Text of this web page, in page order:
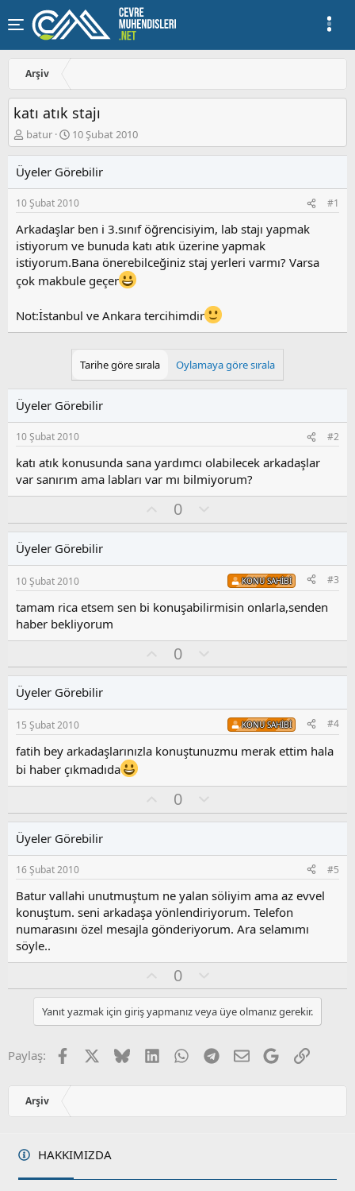
Arşiv
katı atık stajı
K
o
u
y
u
a
ş
l
a
n
batur
B
a
l
a
n
ı
ç
t
a
h
i
10 Şubat 2010
Üyeler Görebilir
10 Şubat 2010 #1
Arkadaşlar ben i 3.sınıf öğrencisiyim, lab stajı yapmak
istiyorum ve bunuda katı atık üzerine yapmak
istiyorum.Bana önerebilceğiniz staj yerleri varmı? Varsa
çok makbule geçer
Not:İstanbul ve Ankara tercihimdir
Tarihe göre sırala Oylamaya göre sırala
Üyeler Görebilir
10 Şubat 2010 #2
katı atık konusunda sana yardımcı olabilecek arkadaşlar
var sanırım ama labları var mı bilmiyorum?
y
0
l
s
u
z
y
a
Üyeler Görebilir
10 Şubat 2010 KONU SAHIBI #3
tamam rica etsem sen bi konuşabilirmisin onlarla,senden
haber bekliyorum
y
0
l
s
u
z
a
Üyeler Görebilir
15 Şubat 2010 KONU SAHIBI #4
fatih bey arkadaşlarınızla konuştunuzmu merak ettim hala
bi haber çıkmadıda
y
0
l
s
u
z
o
y
a
Üyeler Görebilir
16 Şubat 2010 #5
Batur vallahi unutmuştum ne yalan söliyim ama az evvel
konuştum. seni arkadaşa yönlendiriyorum. Telefon
numarasını özel mesajla gönderiyorum. Ara selamımı
söyle..
y
l
a
0
l
u
m
u
z
o
l
Yanıt yazmak için giriş yapmanız veya üye olmanız gerekir.
Paylaş: Facebook BlueskyLinkedInWhatsApp
Telegram
E-postaGoogleLink
Arşiv
HAKKIMIZDA